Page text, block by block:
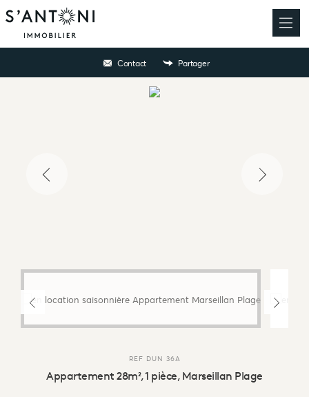
Contact Partager
REF DUN 36A
Appartement 28m², 1 pièce, Marseillan Plage